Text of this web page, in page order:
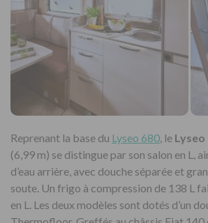
Reprenant la base du Lyseo 680, le Lyseo
(6,99 m) se distingue par son salon en L,
d’eau arrière, avec douche séparée et
soute. Un frigo à compression de 138 L
en L. Les deux modèles sont dotés d’un